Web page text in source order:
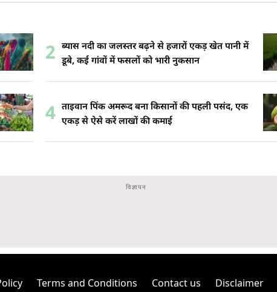
2 ब्यास नदी का जलस्तर बढ़ने से हजारों एकड़ खेत पानी में
डूबे, कई गांवों में फसलों को भारी नुकसान
4 ताइवान पिंक अमरूद बना किसानों की पहली पसंद, एक
एकड़ से ऐसे करें लाखों की कमाई
Terms and Conditions Contact us Disclaimer